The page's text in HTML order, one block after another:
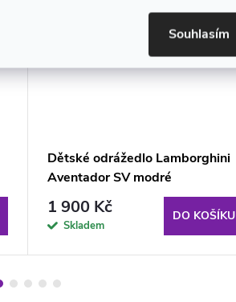
Souhlasím
Dětské odrážedlo Lamborghini
Aventador SV modré
1 900 Kč
Skladem
DO KOŠÍKU